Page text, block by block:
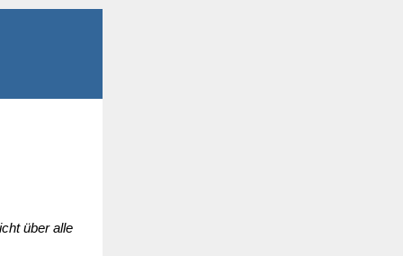
über alle